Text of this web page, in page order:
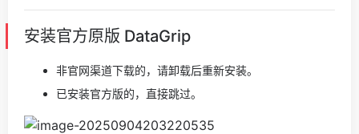
安装官方原版 DataGrip
非官网渠道下载的，请卸载后重新安装。
已安装官方版的，直接跳过。